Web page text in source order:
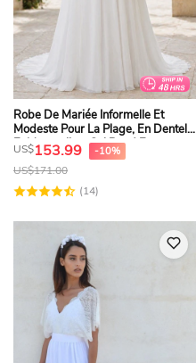
Robe De Mariée Informelle Et
Modeste Pour La Plage, En Dentelle
Et Mousseline, Col Rond Et
Manches 3-4
US$153.99 -10%
US$171.00
(14)